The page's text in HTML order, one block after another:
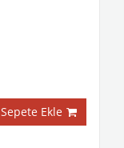
Sepete Ekle